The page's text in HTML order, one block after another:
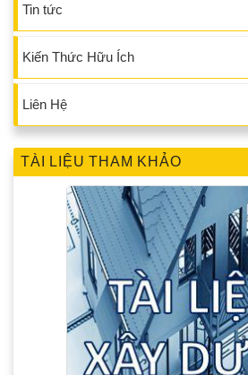
Tin tức
Kiến Thức Hữu Ích
Liên Hệ
TÀI LIỆU THAM KHẢO